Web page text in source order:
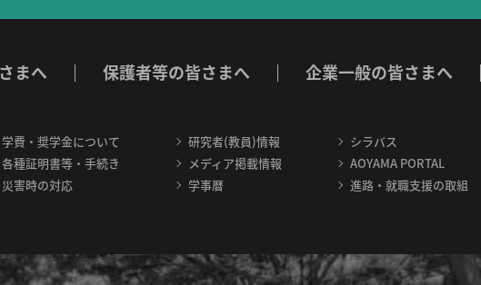
まへ 保護者等の皆さまへ 企業一般の皆さまへ
学費・奨学金について
各種証明書等・手続き
災害時の対応
研究者(教員)情報
メディア掲載情報
学事暦
シラバス
AOYAMA PORTAL
進路・就職支援の取組